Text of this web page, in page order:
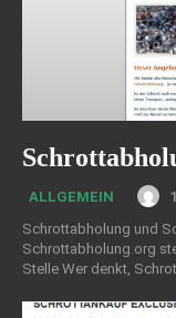
ALLGEMEIN
Schrottabholung und
Schrottabholung.org
Stelle Wer denkt,